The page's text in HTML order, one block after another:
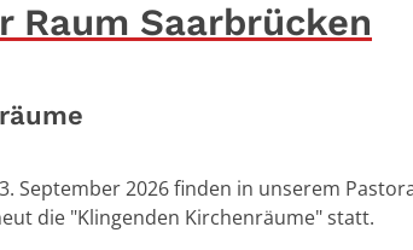
Raum Saarbrücken
September 2026 finden in unserem
die "Klingenden Kirchenräume" statt.